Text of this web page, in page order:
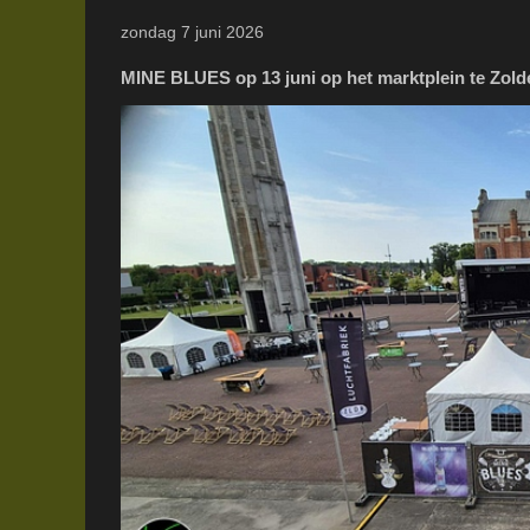
zondag 7 juni 2026
MINE BLUES op 13 juni op het marktplein te